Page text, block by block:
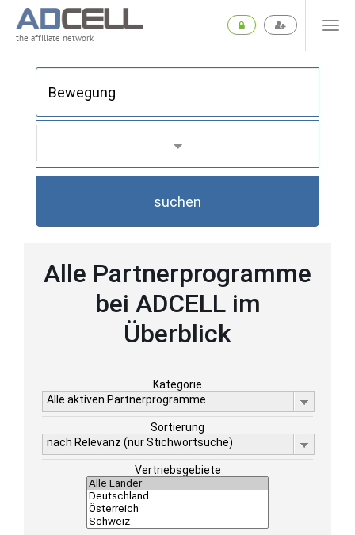
the affiliate network
suchen
Alle Partnerprogramme
bei ADCELL im
Überblick
Kategorie
Alle aktiven Partnerprogramme
Sortierung
nach Relevanz (nur Stichwortsuche)
Vertriebsgebiete